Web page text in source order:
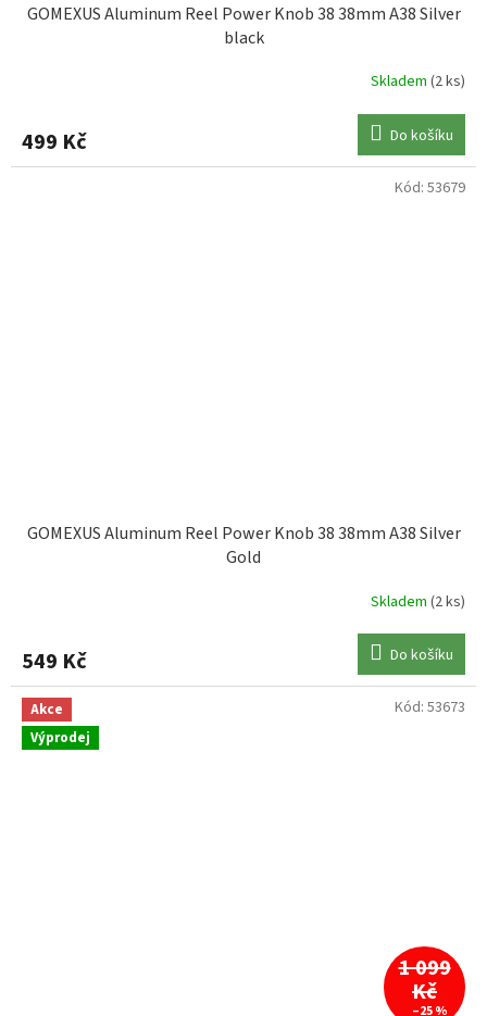
GOMEXUS Aluminum Reel Power Knob 38 38mm A38 Silver
black
Skladem (2 ks)
499 Kč Do košíku
GOMEXUS Aluminum Reel Power Knob 38 38mm A38 Silver
Gold
Skladem (2 ks)
549 Kč Do košíku
Kód: 53679
Akce
Výprodej
1 099
Kč
–25 %
Kód: 53673